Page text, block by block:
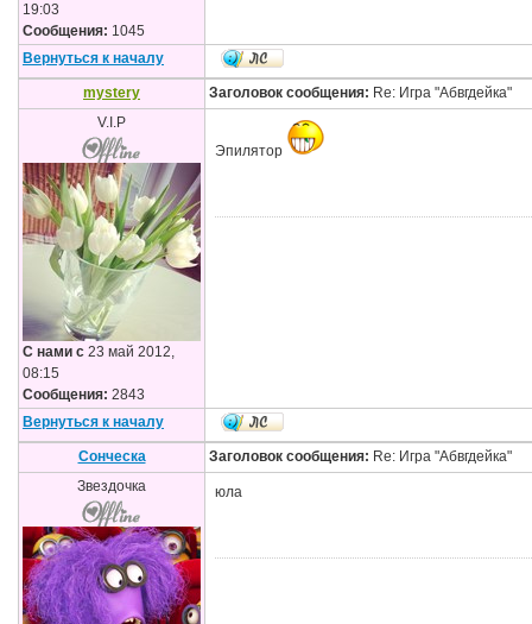
19:03
Сообщения: 1045
Вернуться к началу
mystery Заголовок сообщения: Re: Игра "Абвгдейка"
V.I.P
С нами с 23 май 2012,
08:15
Сообщения: 2843
Эпилятор
Вернуться к началу
Сонческа Заголовок сообщения: Re: Игра "Абвгдейка"
Звездочка
юла